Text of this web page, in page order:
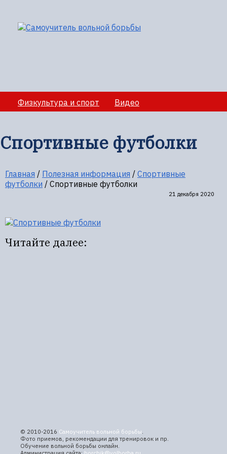
Физкультура и спорт Видео
Секции вольной борбы Полезная информация
Спортивные футболки
Главная / Полезная информация / Спортивные
футболки / Спортивные футболки
21 декабря 2020
Читайте далее:
© 2010-2016 Самоучитель вольной борьбы.
Фото приемов, рекомендации для тренировок и пр.
Обучение вольной борьбы онлайн.